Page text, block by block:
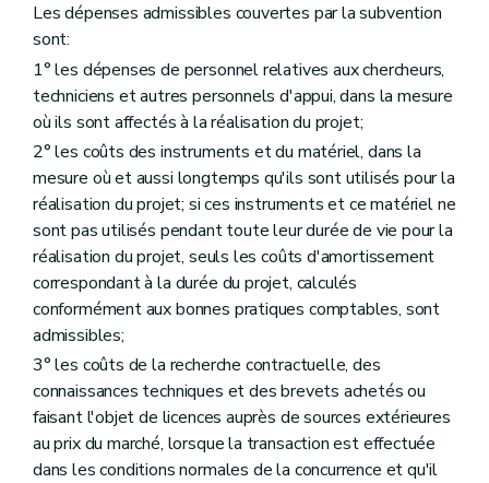
Les dépenses admissibles couvertes par la subvention
sont:
1° les dépenses de personnel relatives aux chercheurs,
techniciens et autres personnels d'appui, dans la mesure
où ils sont affectés à la réalisation du projet;
2° les coûts des instruments et du matériel, dans la
mesure où et aussi longtemps qu'ils sont utilisés pour la
réalisation du projet; si ces instruments et ce matériel ne
sont pas utilisés pendant toute leur durée de vie pour la
réalisation du projet, seuls les coûts d'amortissement
correspondant à la durée du projet, calculés
conformément aux bonnes pratiques comptables, sont
admissibles;
3° les coûts de la recherche contractuelle, des
connaissances techniques et des brevets achetés ou
faisant l'objet de licences auprès de sources extérieures
au prix du marché, lorsque la transaction est effectuée
dans les conditions normales de la concurrence et qu'il